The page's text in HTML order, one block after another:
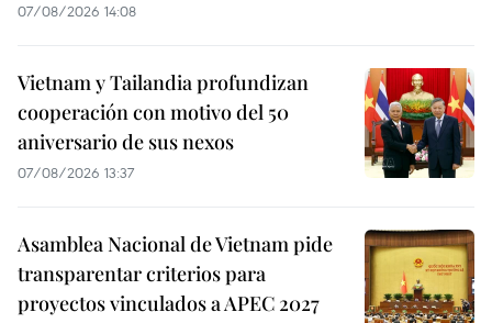
07/08/2026 14:08
Vietnam y Tailandia profundizan
cooperación con motivo del 50
aniversario de sus nexos
07/08/2026 13:37
Asamblea Nacional de Vietnam pide
transparentar criterios para
proyectos vinculados a APEC 2027